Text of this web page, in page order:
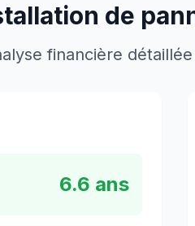
de
financière
6.6 ans